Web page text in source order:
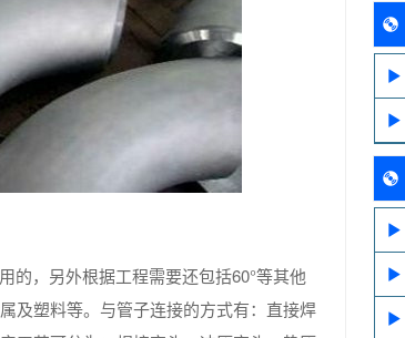
的，另外根据工程需要还包括60°等其他
及塑料等。与管子连接的方式有：直接焊